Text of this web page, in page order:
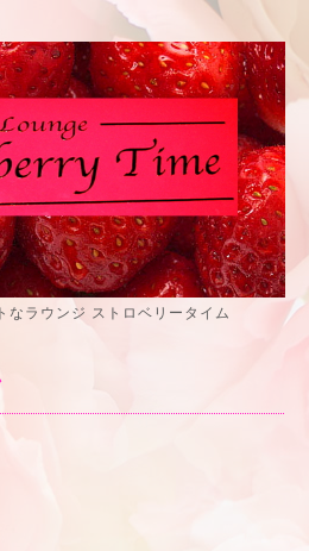
なラウンジ ストロベリータイム